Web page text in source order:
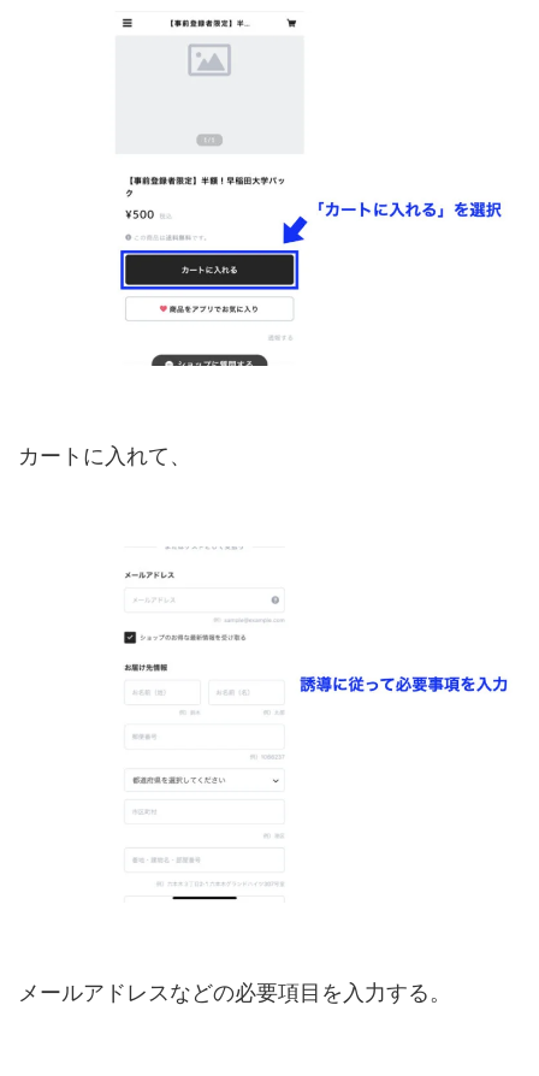
カートに入れて、
メールアドレスなどの必要項目を入力する。